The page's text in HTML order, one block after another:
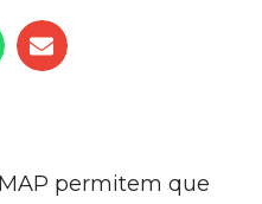
permitem que